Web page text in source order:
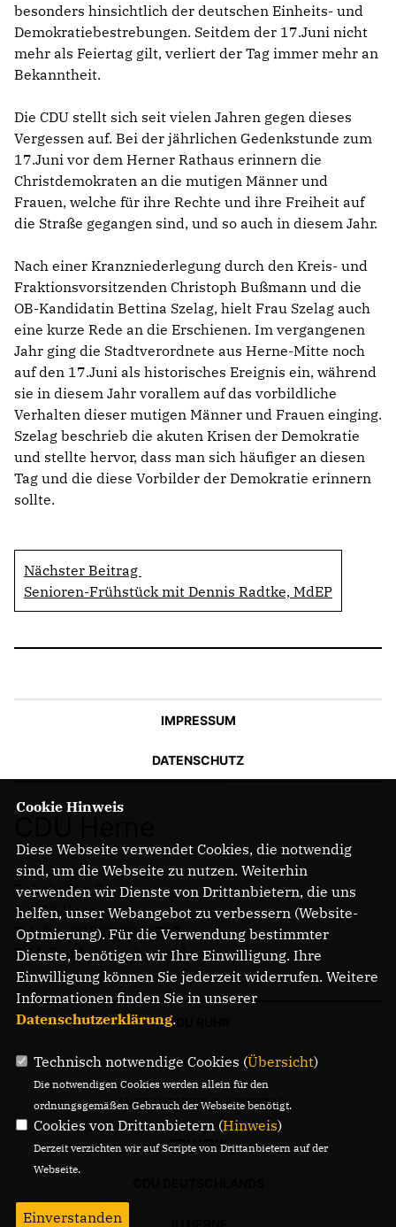
besonders hinsichtlich der deutschen Einheits- und
Demokratiebestrebungen. Seitdem der 17.Juni nicht
mehr als Feiertag gilt, verliert der Tag immer mehr an
Bekanntheit.
Die CDU stellt sich seit vielen Jahren gegen dieses
Vergessen auf. Bei der jährlichen Gedenkstunde zum
17.Juni vor dem Herner Rathaus erinnern die
Christdemokraten an die mutigen Männer und
Frauen, welche für ihre Rechte und ihre Freiheit auf
die Straße gegangen sind, und so auch in diesem Jahr.
Nach einer Kranzniederlegung durch den Kreis- und
Fraktionsvorsitzenden Christoph Bußmann und die
OB-Kandidatin Bettina Szelag, hielt Frau Szelag auch
eine kurze Rede an die Erschienen. Im vergangenen
Jahr ging die Stadtverordnete aus Herne-Mitte noch
auf den 17.Juni als historisches Ereignis ein, während
sie in diesem Jahr vorallem auf das vorbildliche
Verhalten dieser mutigen Männer und Frauen einging.
Szelag beschrieb die akuten Krisen der Demokratie
und stellte hervor, dass man sich häufiger an diesen
Tag und die diese Vorbilder der Demokratie erinnern
sollte.
Nächster Beitrag
Senioren-Frühstück mit Dennis Radtke, MdEP
IMPRESSUM
DATENSCHUTZ
Bahnhofstr. 84
44623 Herne
Telefon: 02323 2043737
E-Mail: info@cdu-herne.de
CDU RUHR
LANDTAGSFRAKTION
LANDESGRUPPE BUNDESTAG
CDU NRW
Cookie Hinweis
Diese Webseite verwendet Cookies, die notwendig
sind, um die Webseite zu nutzen. Weiterhin
verwenden wir Dienste von Drittanbietern, die uns
helfen, unser Webangebot zu verbessern (Website-
Optmierung). Für die Verwendung bestimmter
Dienste, benötigen wir Ihre Einwilligung. Ihre
Einwilligung können Sie jederzeit widerrufen. Weitere
Informationen finden Sie in unserer
Datenschutzerklärung.
Technisch notwendige Cookies (Übersicht)
Die notwendigen Cookies werden allein für den
ordnungsgemäßen Gebrauch der Webseite benötigt.
Cookies von Drittanbietern (Hinweis)
Derzeit verzichten wir auf Scripte von Drittanbietern auf der
Webseite.
Einverstanden